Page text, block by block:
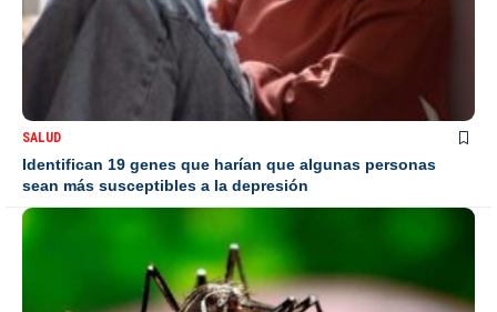
SALUD
Identifican 19 genes que harían que algunas personas
sean más susceptibles a la depresión